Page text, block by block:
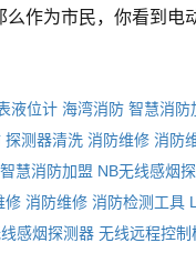
作为市民，你看到电
液位计 海湾消防 智慧消防
探测器清洗 消防维修 消防
智慧消防加盟 NB无线感烟
修 消防维修 消防检测工具
感烟探测器 无线远程控制